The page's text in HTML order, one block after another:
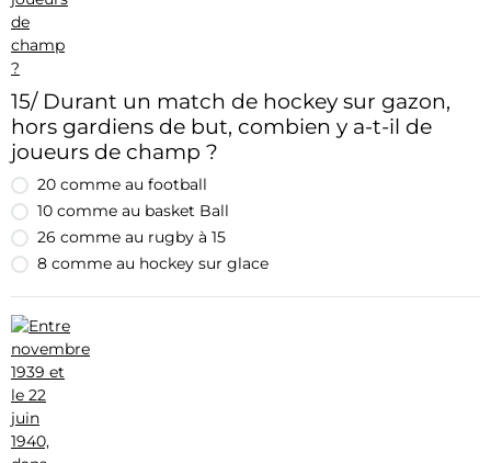
15/ Durant un match de hockey sur gazon,
hors gardiens de but, combien y a-t-il de
joueurs de champ ?
20 comme au football
10 comme au basket Ball
26 comme au rugby à 15
8 comme au hockey sur glace